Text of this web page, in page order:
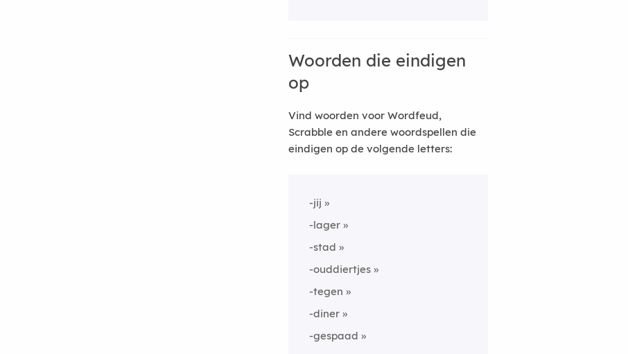
Woorden die eindigen
op
Vind woorden voor Wordfeud,
Scrabble en andere woordspellen die
eindigen op de volgende letters:
-jij
-lager
-stad
-ouddiertjes
-tegen
-diner
-gespaad